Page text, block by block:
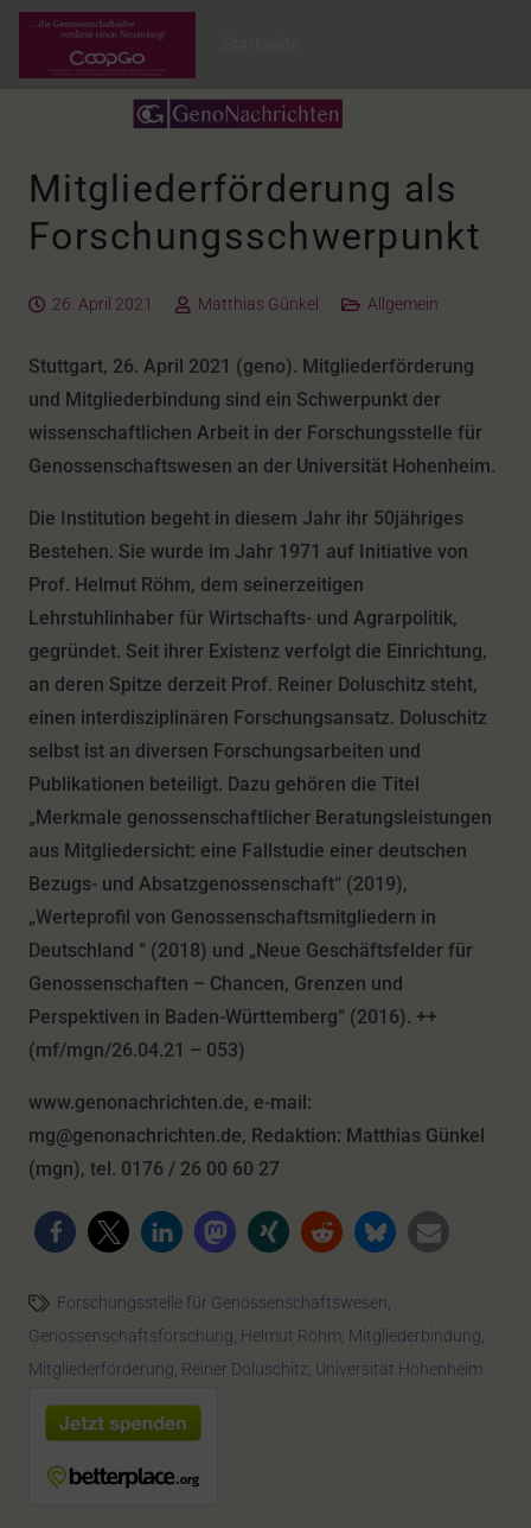
Mitgliederförderung als
Forschungsschwerpunkt
26. April 2021 Matthias Günkel Allgemein
Stuttgart, 26. April 2021 (geno). Mitgliederförderung
und Mitgliederbindung sind ein Schwerpunkt der
wissenschaftlichen Arbeit in der Forschungsstelle für
Genossenschaftswesen an der Universität Hohenheim.
Die Institution begeht in diesem Jahr ihr 50jähriges
Bestehen. Sie wurde im Jahr 1971 auf Initiative von
Prof. Helmut Röhm, dem seinerzeitigen
Lehrstuhlinhaber für Wirtschafts- und Agrarpolitik,
gegründet. Seit ihrer Existenz verfolgt die Einrichtung,
an deren Spitze derzeit Prof. Reiner Doluschitz steht,
einen interdisziplinären Forschungsansatz. Doluschitz
selbst ist an diversen Forschungsarbeiten und
Publikationen beteiligt. Dazu gehören die Titel
„Merkmale genossenschaftlicher Beratungsleistungen
aus Mitgliedersicht: eine Fallstudie einer deutschen
Bezugs- und Absatzgenossenschaft“ (2019),
„Werteprofil von Genossenschaftsmitgliedern in
Deutschland “ (2018) und „Neue Geschäftsfelder für
Genossenschaften – Chancen, Grenzen und
Perspektiven in Baden-Württemberg“ (2016). ++
(mf/mgn/26.04.21 – 053)
www.genonachrichten.de, e-mail:
mg@genonachrichten.de, Redaktion: Matthias Günkel
(mgn), tel. 0176 / 26 00 60 27
Forschungsstelle für Genossenschaftswesen,
Genossenschaftsforschung, Helmut Röhm, Mitgliederbindung,
Mitgliederförderung, Reiner Doluschitz, Universität Hohenheim